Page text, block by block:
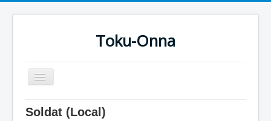
Toku-Onna
Basculer
la
Accueil
Soldat (Local)